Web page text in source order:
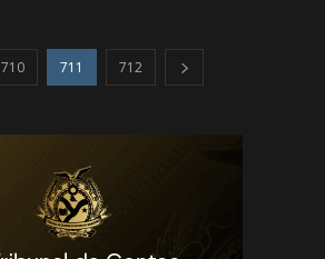
710 711 712